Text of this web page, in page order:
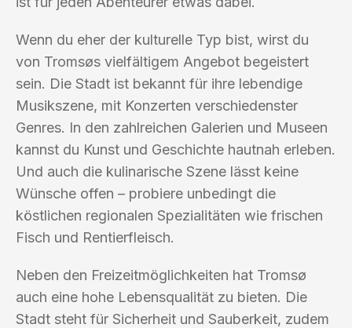
Wenn du eher der kulturelle Typ bist, wirst du
von Tromsøs vielfältigem Angebot begeistert
sein. Die Stadt ist bekannt für ihre lebendige
Musikszene, mit Konzerten verschiedenster
Genres. In den zahlreichen Galerien und Museen
kannst du Kunst und Geschichte hautnah erleben.
Und auch die kulinarische Szene lässt keine
Wünsche offen – probiere unbedingt die
köstlichen regionalen Spezialitäten wie frischen
Fisch und Rentierfleisch.
Neben den Freizeitmöglichkeiten hat Tromsø
auch eine hohe Lebensqualität zu bieten. Die
Stadt steht für Sicherheit und Sauberkeit, zudem